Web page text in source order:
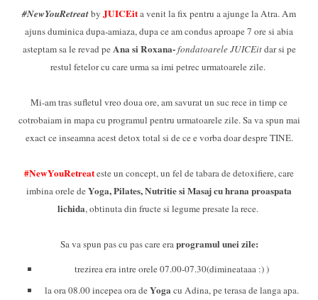
#NewYouRetreatby JUICEita venit la fix pentru a ajunge la Atra. Am
ajuns duminica dupa-amiaza, dupa ce am condus aproape 7 ore si abia
asteptam sa le revad peAna si Roxana-fondatoarele JUICEitdar si pe
restul fetelor cu care urma sa imi petrec urmatoarele zile.
Mi-am tras sufletul vreo doua ore, am savurat un suc rece in timp ce
cotrobaiam in mapa cu programul pentru urmatoarele zile. Sa va spun mai
exact ce inseamna acest detox total si de ce e vorba doar despre TINE.
#NewYouRetreateste un concept, un fel de tabara de detoxifiere, care
imbina orele deYoga, Pilates, Nutritie si Masaj cu hrana proaspata
lichida, obtinuta din fructe si legume presate la rece.
Sa va spun pas cu pas care eraprogramul unei zile:
trezirea era intre orele 07.00-07.30(dimineataaa :) )
la ora 08.00 incepea ora deYogacu Adina, pe terasa de langa apa.